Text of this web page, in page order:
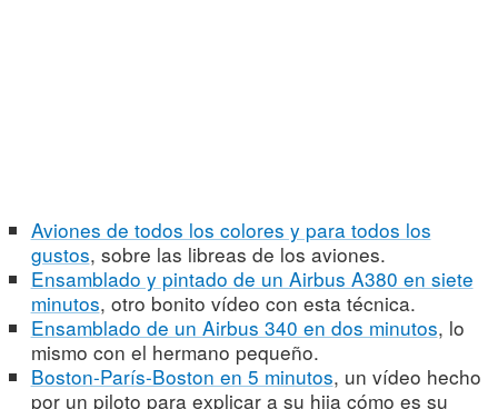
Aviones de todos los colores y para todos los
gustos, sobre las libreas de los aviones.
Ensamblado y pintado de un Airbus A380 en siete
minutos, otro bonito vídeo con esta técnica.
Ensamblado de un Airbus 340 en dos minutos, lo
mismo con el hermano pequeño.
Boston-París-Boston en 5 minutos, un vídeo hecho
por un piloto para explicar a su hija cómo es su